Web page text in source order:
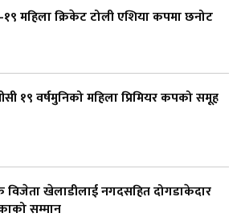
महिला क्रिकेट टोली एशिया कपमा छनोट
१९ वर्षमुनिको महिला प्रिमियर कपको समूह
विजेता खेलाडीलाई नगदसहित दोगडाकेदार
सम्मान